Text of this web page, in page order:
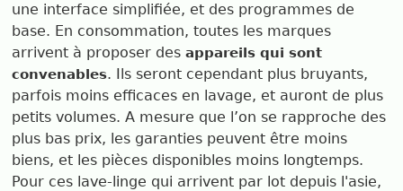
une interface simplifiée, et des programmes de
base. En consommation, toutes les marques
arrivent à proposer desappareils qui sont
convenables. Ils seront cependant plus bruyants,
parfois moins efficaces en lavage, et auront de plus
petits volumes. A mesure que l’on se rapproche des
plus bas prix, les garanties peuvent être moins
biens, et les pièces disponibles moins longtemps.
Pour ces lave-linge qui arrivent par lot depuis l'asie,